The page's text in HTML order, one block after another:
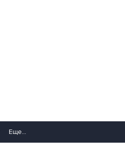
Еще...